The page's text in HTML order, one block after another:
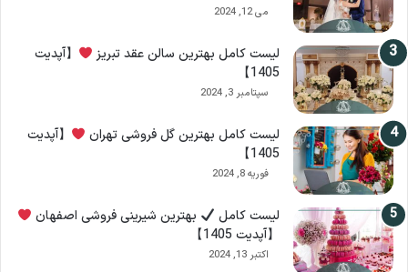
می 12, 2024
لیست کامل بهترین سالن عقد تبریز
【آپدیت
1405】
سپتامبر 3, 2024
لیست کامل بهترین گل فروشی تهران
【آپدیت
1405】
فوریه 8, 2024
لیست کامل
بهترین شیرینی فروشی اصفهان
【آپدیت 1405】
اکتبر 13, 2024